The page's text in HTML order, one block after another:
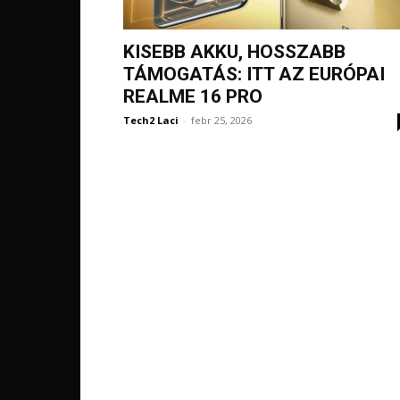
KISEBB AKKU, HOSSZABB
TÁMOGATÁS: ITT AZ EURÓPAI
REALME 16 PRO
Tech2 Laci - febr 25, 2026